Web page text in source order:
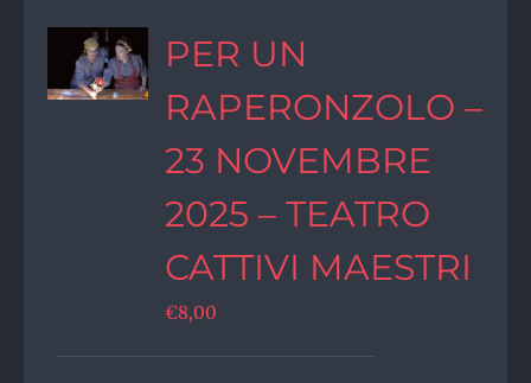
PER UN
RAPERONZOLO –
23 NOVEMBRE
2025 – TEATRO
CATTIVI MAESTRI
€8,00